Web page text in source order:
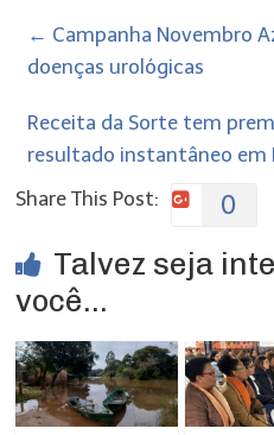
← Campanha Novembro
doenças urológicas
Receita da Sorte tem
resultado instantâneo em
Share This Post:
0
Talvez seja
você...